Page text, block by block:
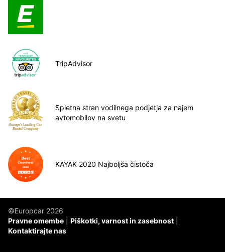
TripAdvisor
Spletna stran vodilnega podjetja za najem
avtomobilov na svetu
KAYAK 2020 Najboljša čistoča
©Europcar 2026
Pravne omembe
Piškotki, varnost in zasebnost
Kontaktirajte nas